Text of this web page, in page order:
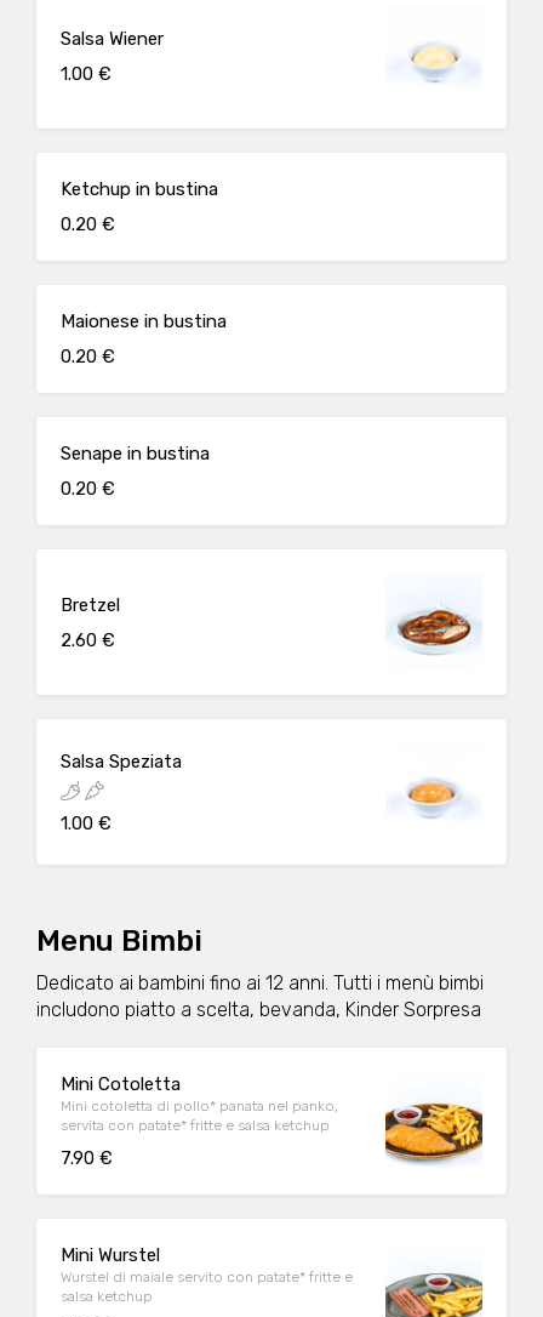
Salsa Wiener
1.00 €
Ketchup in bustina
0.20 €
Maionese in bustina
0.20 €
Senape in bustina
0.20 €
Bretzel
2.60 €
Salsa Speziata
1.00 €
Menu Bimbi
Dedicato ai bambini fino ai 12 anni. Tutti i menù bimbi
includono piatto a scelta, bevanda, Kinder Sorpresa
Mini Cotoletta
Mini cotoletta di pollo* panata nel panko,
servita con patate* fritte e salsa ketchup
7.90 €
Mini Wurstel
Wurstel di maiale servito con patate* fritte e
salsa ketchup